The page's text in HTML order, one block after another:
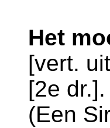
Het
[vert.
[2e
(Een